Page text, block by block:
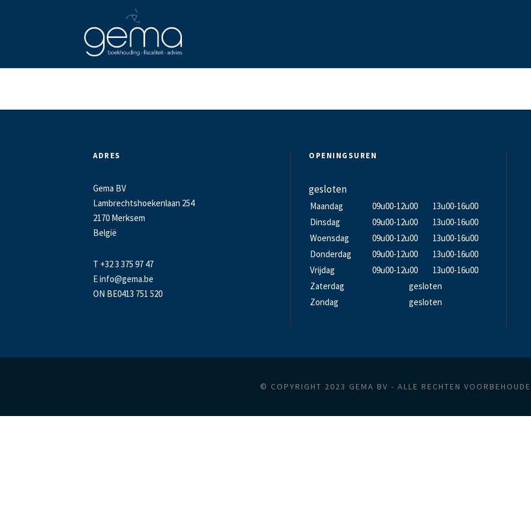
ADRES
Gema BV
Lambrechtshoekenlaan 254
2170 Merksem
België
T +32 3 375 97 47
Einfo@gema.be
ON BE0413 751 520
OPENINGSUREN
gesloten
Maandag 09u00-12u00
13u00-16u00
Dinsdag
09u00-12u00
13u00-16u00
Woensdag
09u00-12u00
13u00-16u00
Donderdag
09u00-12u00
13u00-16u00
Vrijdag
09u00-12u00
13u00-16u00
Zaterdag
gesloten
Zondag
gesloten
© COPYRIGHT 2023 GEMA BV - ALLE RECHTEN